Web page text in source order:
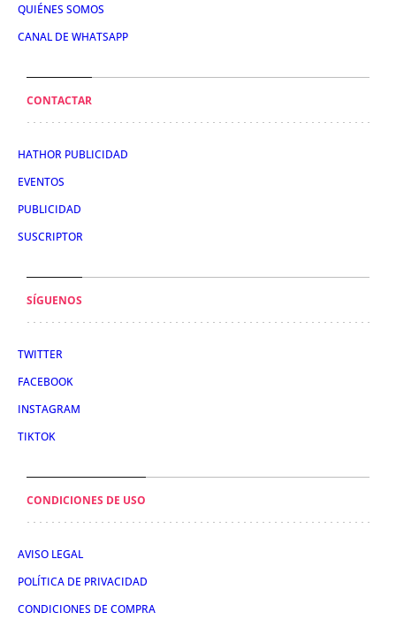
QUIÉNES SOMOS
CANAL DE WHATSAPP
CONTACTAR
HATHOR PUBLICIDAD
EVENTOS
PUBLICIDAD
SUSCRIPTOR
SÍGUENOS
TWITTER
FACEBOOK
INSTAGRAM
TIKTOK
CONDICIONES DE USO
AVISO LEGAL
POLÍTICA DE PRIVACIDAD
CONDICIONES DE COMPRA